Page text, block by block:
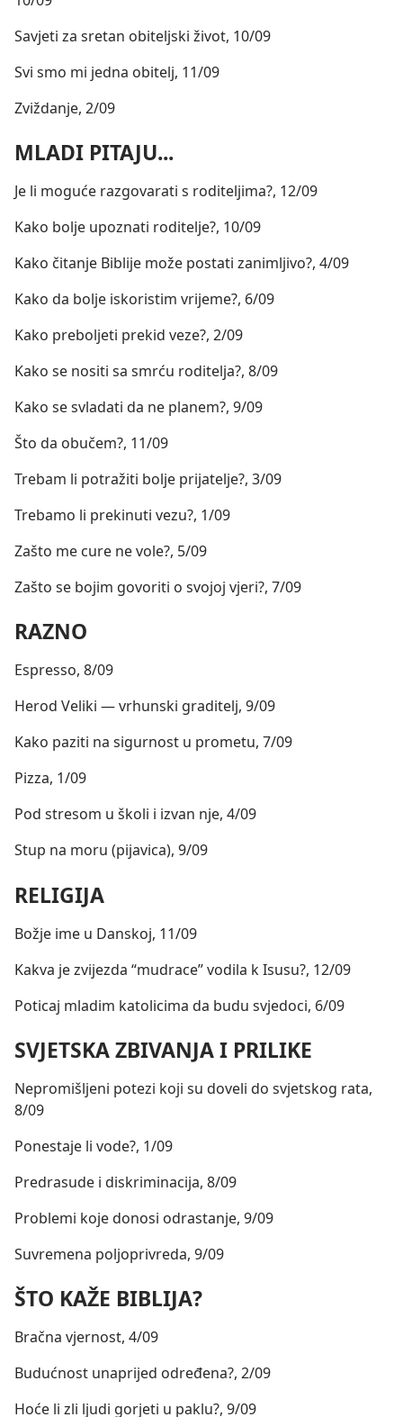
Savjeti za sretan obiteljski život, 10/09
Svi smo mi jedna obitelj, 11/09
Zviždanje, 2/09
MLADI PITAJU...
Je li moguće razgovarati s roditeljima?, 12/09
Kako bolje upoznati roditelje?, 10/09
Kako čitanje Biblije može postati zanimljivo?, 4/09
Kako da bolje iskoristim vrijeme?, 6/09
Kako preboljeti prekid veze?, 2/09
Kako se nositi sa smrću roditelja?, 8/09
Kako se svladati da ne planem?, 9/09
Što da obučem?, 11/09
Trebam li potražiti bolje prijatelje?, 3/09
Trebamo li prekinuti vezu?, 1/09
Zašto me cure ne vole?, 5/09
Zašto se bojim govoriti o svojoj vjeri?, 7/09
RAZNO
Espresso, 8/09
Herod Veliki — vrhunski graditelj, 9/09
Kako paziti na sigurnost u prometu, 7/09
Pizza, 1/09
Pod stresom u školi i izvan nje, 4/09
Stup na moru (pijavica), 9/09
RELIGIJA
Božje ime u Danskoj, 11/09
Kakva je zvijezda “mudrace” vodila k Isusu?, 12/09
Poticaj mladim katolicima da budu svjedoci, 6/09
SVJETSKA ZBIVANJA I PRILIKE
Nepromišljeni potezi koji su doveli do svjetskog rata,
8/09
Ponestaje li vode?, 1/09
Predrasude i diskriminacija, 8/09
Problemi koje donosi odrastanje, 9/09
Suvremena poljoprivreda, 9/09
ŠTO KAŽE BIBLIJA?
Bračna vjernost, 4/09
Budućnost unaprijed određena?, 2/09
Hoće li zli ljudi gorjeti u paklu?, 9/09